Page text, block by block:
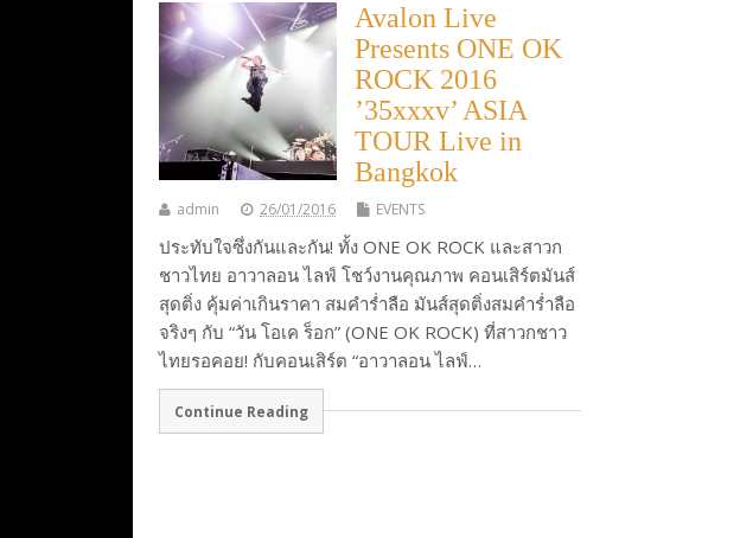
Avalon Live
Presents ONE OK
ROCK 2016
’35xxxv’ ASIA
TOUR Live in
Bangkok
admin 26/01/2016 EVENTS
ประทับใจซึ่งกันและกัน! ทั้ง ONE OK ROCK และสาวก
ชาวไทย อาวาลอน ไลฟ์ โชว์งานคุณภาพ คอนเสิร์ตมันส์
สุดติ่ง คุ้มค่าเกินราคา สมคำร่ำลือ มันส์สุดติ่งสมคำร่ำลือ
จริงๆ กับ “วัน โอเค ร็อก” (ONE OK ROCK) ที่สาวกชาว
ไทยรอคอย! กับคอนเสิร์ต “อาวาลอน ไลฟ์…
Continue Reading